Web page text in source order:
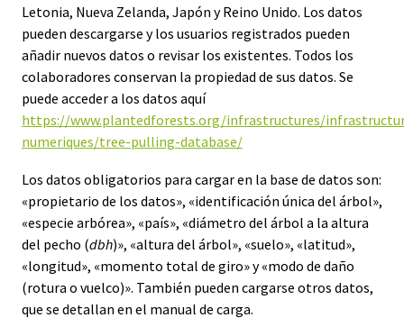
Letonia, Nueva Zelanda, Japón y Reino Unido. Los datos
pueden descargarse y los usuarios registrados pueden
añadir nuevos datos o revisar los existentes. Todos los
colaboradores conservan la propiedad de sus datos. Se
puede acceder a los datos aquí
https://www.plantedforests.org/infrastructures/
numeriques/tree-pulling-database/
Los datos obligatorios para cargar en la base de datos son:
«propietario de los datos», «identificación única del árbol»,
«especie arbórea», «país», «diámetro del árbol a la altura
del pecho (dbh)», «altura del árbol», «suelo», «latitud»,
«longitud», «momento total de giro» y «modo de daño
(rotura o vuelco)». También pueden cargarse otros datos,
que se detallan en el manual de carga.